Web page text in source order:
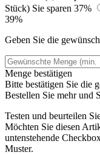
Stück) Sie sparen 37%
39%
Geben Sie die
Menge bestätigen
Bitte bestätigen Sie die
Bestellen Sie mehr und
Testen und beurteilen
Möchten Sie diesen
untenstehende
Muster.